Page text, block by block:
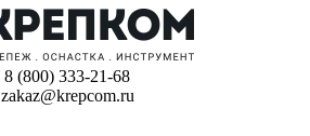
8 (800) 333-21-68
zakaz@krepcom.ru